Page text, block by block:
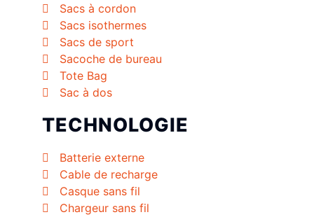
Sacs à cordon
Sacs isothermes
Sacs de sport
Sacoche de bureau
Tote Bag
Sac à dos
TECHNOLOGIE
Batterie externe
Cable de recharge
Casque sans fil
Chargeur sans fil